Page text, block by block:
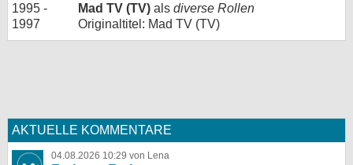
1995 -
1997
Mad TV (TV) als diverse Rollen
Originaltitel: Mad TV (TV)
AKTUELLE KOMMENTARE
04.08.2026 10:29 von Lena